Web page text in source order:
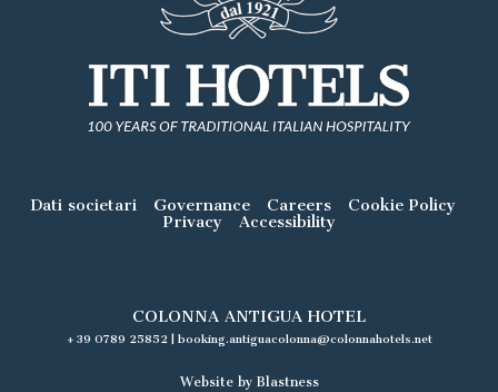
Dati societari Governance Careers
Cookie Policy
Privacy
Accessibility
COLONNA ANTIGUA HOTEL
+39 0789 25852 | booking.antiguacolonna@colonnahotels.net
Website by Blastness